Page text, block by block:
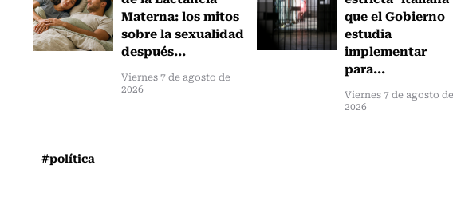
Materna: los mitos
sobre la sexualidad
después...
Viernes 7 de agosto de
2026
que el Gobierno
estudia
implementar
para...
Viernes 7 de agosto de
2026
#política